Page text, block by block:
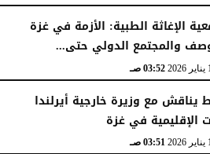
الإغاثة الطبية: الأزمة في غزة
والمجتمع الدولي حتى...
03:52 صـ
يناقش مع وزيرة خارجية أيرلندا
الإقليمية في غزة
03:51 صـ